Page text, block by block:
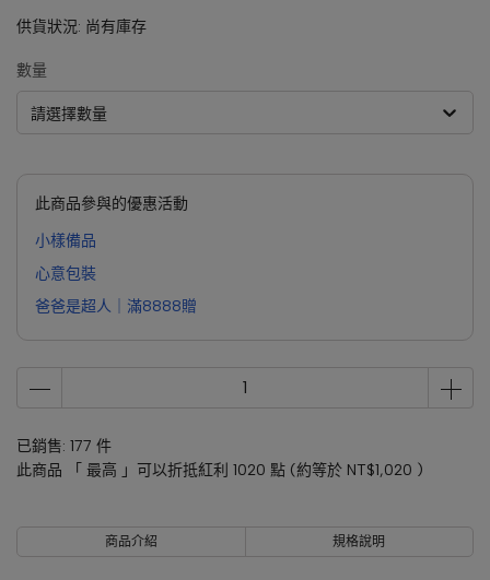
供貨狀況: 尚有庫存
數量
請選擇數量
此商品參與的優惠活動
小樣備品
心意包裝
爸爸是超人｜滿8888贈
已銷售: 177 件
此商品 「 最高 」可以折抵紅利 1020 點 (約等於 NT$1,020 )
商品介紹 規格說明